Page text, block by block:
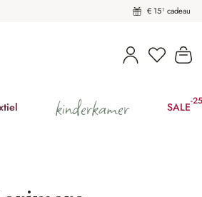
€ 15¹ cadeau
U heeft
kinderkamer SALE-